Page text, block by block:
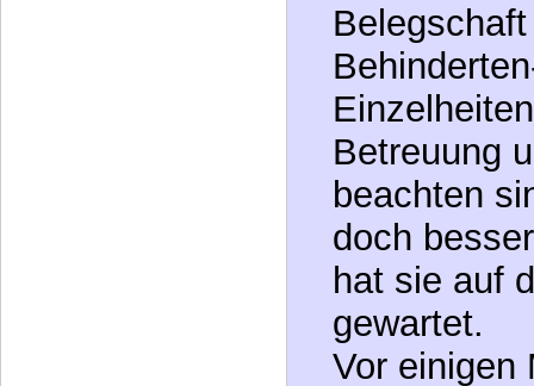
Damit es in
wies die
Betreuung
beachten